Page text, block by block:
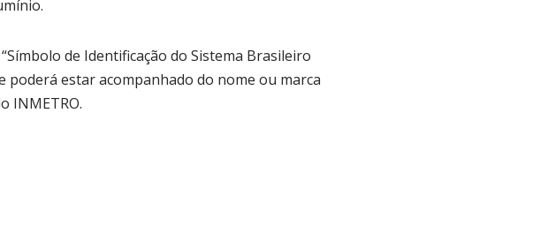
de Identificação do Sistema Brasileiro
poderá estar acompanhado do nome ou marca
INMETRO.